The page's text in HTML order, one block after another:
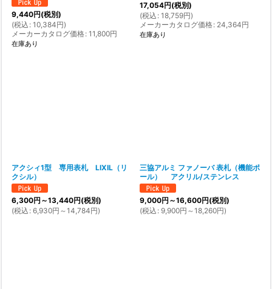
9,440円(税別)
(税込 : 10,384円)
メーカーカタログ価格: 11,800円
在庫あり
17,054円(税別)
(税込 : 18,759円)
メーカーカタログ価格: 24,364円
在庫あり
アクシィ1型 専用表札 LIXIL（リ
クシル）
6,300円 ～13,440円(税別)
(税込 : 6,930円 ～14,784円)
三協アルミ ファノーバ 表札（機能ポ
ール） アクリル/ステンレス
9,000円 ～16,600円(税別)
(税込 : 9,900円 ～18,260円)